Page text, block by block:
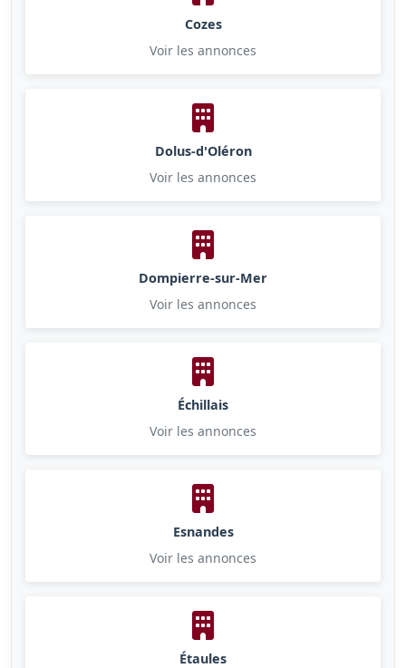
Cozes
Voir les annonces
Dolus-d'Oléron
Voir les annonces
Dompierre-sur-Mer
Voir les annonces
Échillais
Voir les annonces
Esnandes
Voir les annonces
Étaules